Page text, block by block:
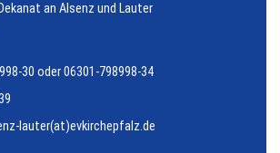
an Alsenz und Lauter
30 oder 06301-798998-34
lauter(at)evkirchepfalz.de